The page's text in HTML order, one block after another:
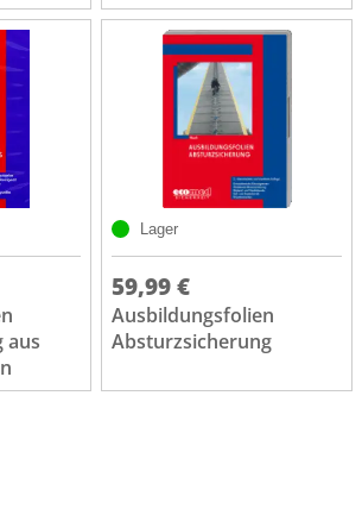
aus
Lager
59,99 €
Ausbildungsfolien
Absturzsicherung